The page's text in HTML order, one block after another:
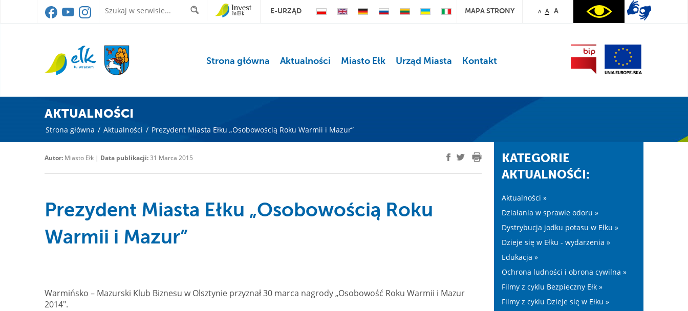
E-URZĄD MAPA STRONY A A A
Strona główna Aktualności Miasto Ełk Urząd Miasta Kontakt
AKTUALNOŚCI
Strona główna / Aktualności / Prezydent Miasta Ełku „Osobowością Roku Warmii i Mazur”
Autor: Miasto Ełk | Data publikacji:31 Marca 2015
Prezydent Miasta Ełku „Osobowością Roku
Warmii i Mazur”
Warmińsko – Mazurski Klub Biznesu w Olsztynie przyznał 30 marca nagrody „Osobowość Roku Warmii i Mazur
2014".
KATEGORIE
AKTUALNOŚĆI:
Aktualności »
Działania w sprawie odoru »
Dystrybucja jodku potasu w Ełku »
Dzieje się w Ełku - wydarzenia »
Edukacja »
Ochrona ludności i obrona cywilna »
Filmy z cyklu Bezpieczny Ełk »
Filmy z cyklu Dzieje się w Ełku »